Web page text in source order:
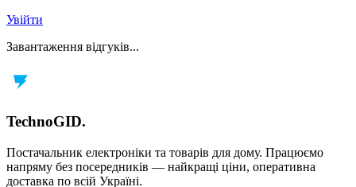
Увійти
Завантаження відгуків...
TechnoGID.
Постачальник електроніки та товарів для дому. Працюємо
напряму без посередників — найкращі ціни, оперативна
доставка по всій Україні.